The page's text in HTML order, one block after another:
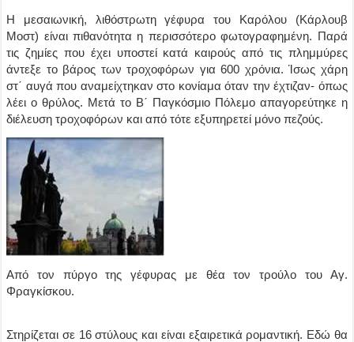
Η μεσαιωνική, λιθόστρωτη γέφυρα του Καρόλου (Κάρλουβ
Μοστ) είναι πιθανότητα η περισσότερο φωτογραφημένη. Παρά
τις ζημίες που έχει υποστεί κατά καιρούς από τις πλημμύρες
άντεξε το βάρος των τροχοφόρων για 600 χρόνια. Ίσως χάρη
στ΄ αυγά που αναμείχτηκαν στο κονίαμα όταν την έχτιζαν- όπως
λέει ο θρύλος. Μετά το Β΄ Παγκόσμιο Πόλεμο απαγορεύτηκε η
διέλευση τροχοφόρων και από τότε εξυπηρετεί μόνο πεζούς.
Από τον πύργο της γέφυρας με θέα τον τρούλο του Αγ.
Φραγκίσκου.
Στηρίζεται σε 16 στύλους και είναι εξαιρετικά ρομαντική. Εδώ θα